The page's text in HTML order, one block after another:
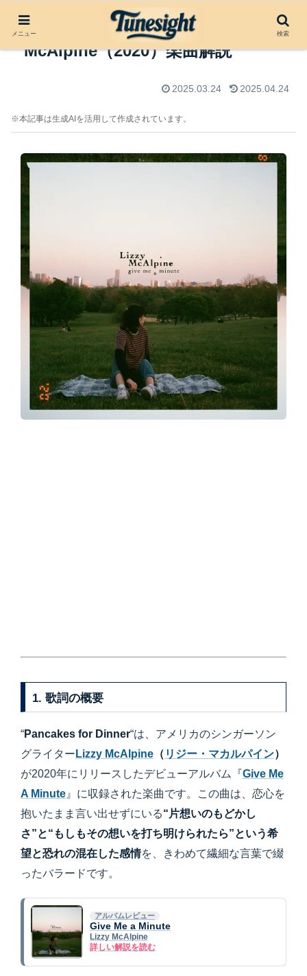
Pancakes for Dinner by Lizzy
McAlpine（2020）楽曲解説
2025.03.24 2025.04.24
※本記事は生成AIを活用して作成されています。
1. 歌詞の概要
“Pancakes for Dinner“は、アメリカのシンガーソン
グライター Lizzy McAlpine （ リジー・マカルパイン）
が2020年にリリースしたデビューアルバム『Give Me
A Minute 』に収録された楽曲です。この曲は、恋心を
抱いたまま言い出せずにいる“片想いのもどかし
さ”と“もしもその想いを打ち明けられたら”という希
望と恐れの混在した感情を、きわめて繊細な言葉で綴
ったバラードです。
アルバムレビュー
Give Me a Minute
Lizzy McAlpine
詳しい解説を読む
メニュー 検索